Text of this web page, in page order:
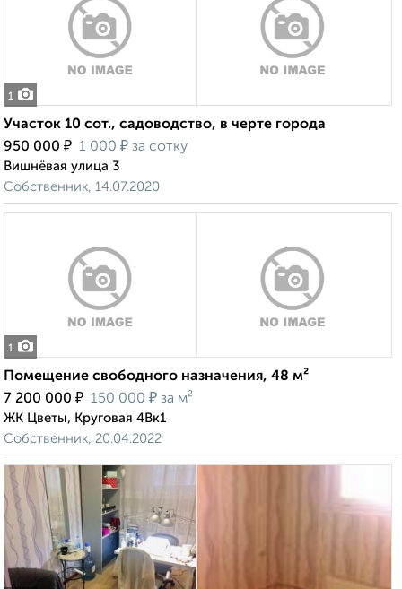
1
Участок 10 сот., садоводство, в черте города
950 000 ₽ 1 000 ₽ за сотку
Вишнёвая улица 3
Собственник, 14.07.2020
1
Помещение свободного назначения, 48 м²
7 200 000 ₽ 150 000 ₽ за м²
ЖК Цветы, Круговая 4Вк1
Собственник, 20.04.2022